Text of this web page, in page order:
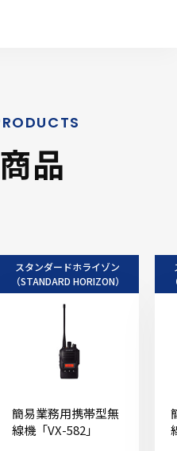
品
スタンダードホライゾン
（STANDARD HORIZON）
簡易業務用携帯型無
線機「VX-582」